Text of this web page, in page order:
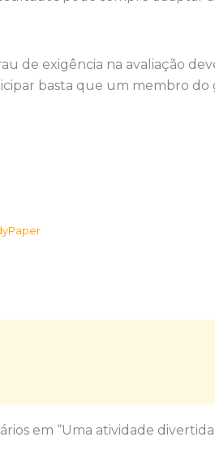
de exigência na avaliação
basta que um membro
em “Uma atividade